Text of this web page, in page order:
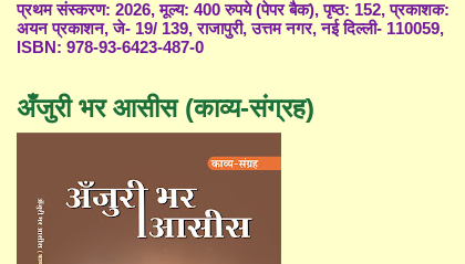
प्रथम संस्करण: 2026, मूल्य: 400 रुपये (पेपर बैक), पृष्ठ: 152, प्रकाशक:
अयन प्रकाशन, जे- 19/ 139, राजापुरी, उत्तम नगर, नई दिल्ली- 110059,
ISBN: 978-93-6423-487-0
अँजुरी भर आसीस (काव्य-संग्रह)